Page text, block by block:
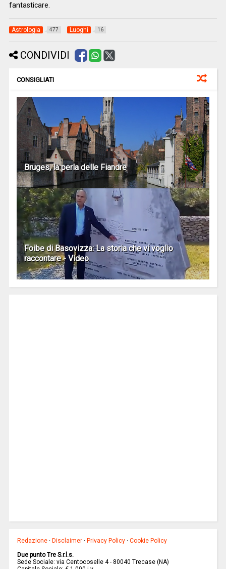
fantasticare.
Astrologia 477 Luoghi 16
CONDIVIDI
CONSIGLIATI
Bruges, la perla delle Fiandre
Foibe di Basovizza: La storia che vi voglio
raccontare - Video
Redazione · Disclaimer · Privacy Policy ·Cookie Policy
Due punto Tre S.r.l.s.
Sede Sociale: via Centocoselle 4 - 80040 Trecase (NA)